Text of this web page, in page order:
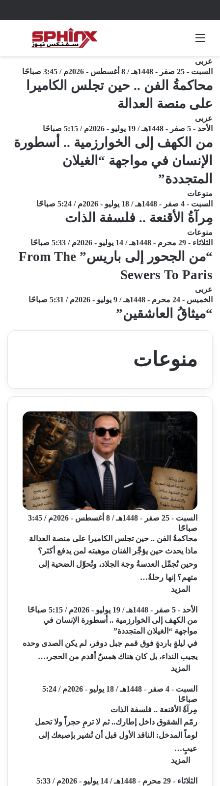
عربى
السبت - 25 صفر - 1448هـ / 8 أغسطس - 2026م / 3:45 صباحًا
محاكمةُ الفن .. حين تجلس الكاميرا
على منصة العدالة
عربى
الأحد - 5 صفر - 1448هـ / 19 يوليو - 2026م / 5:15 صباحًا
من الكهف إلى الخوارزمية .. أسطورة
الإنسان في مواجهة “الغيلان
المتجددة”
منوعات
السبت - 4 صفر - 1448هـ / 18 يوليو - 2026م / 5:24 صباحًا
مِرآةُ الأقنعة .. فلسفة الذات
منوعات
الثلاثاء - 29 محرم - 1448هـ / 14 يوليو - 2026م / 5:33 صباحًا
“من الجحور إلى باريس” From The
Sewers To Paris
عربى
الخميس - 24 محرم - 1448هـ / 9 يوليو - 2026م / 5:31 صباحًا
“ميثاقُ العاشقين”
منوعات
السبت - 25 صفر - 1448هـ / 8 أغسطس - 2026م / 3:45
صباحًا
محاكمةُ الفن .. حين تجلس الكاميرا على منصة العدالة
ماذا يحدث حين يؤجِّر الفنان موهبته لمن يدفع أكثر؟
وحين تُجمِّل العدسةُ وجهَ الجلاد، وتُحوِّل الضحية إلى
متهم؟ إنها رحلةٌ…
المزيد
الأحد - 5 صفر - 1448هـ / 19 يوليو - 2026م / 5:15 صباحًا
من الكهف إلى الخوارزمية .. أسطورة الإنسان في
مواجهة “الغيلان المتجددة”
في ليلةٍ باردةٍ فوق قمم جبل دوفر، لم يكن الصدى وحده
يجيب النداء، بل كان هناك همسٌ أقدم من الحجر،…
المزيد
السبت - 4 صفر - 1448هـ / 18 يوليو - 2026م / 5:24
صباحًا
مِرآةُ الأقنعة .. فلسفة الذات
رمّم الشقوق داخل إطارك.. ثم لا ترمِ حجراً ولا تحمل
لوماً المدخل: الناقد الأول قبل أن تُشير بإصبعك إلى
عيبٍ…
المزيد
الثلاثاء - 29 محرم - 1448هـ / 14 يوليو - 2026م / 5:33